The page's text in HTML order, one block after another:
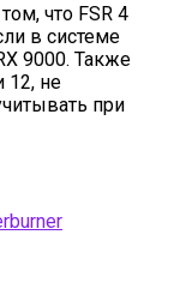
что FSR 4
в системе
9000. Также
12, не
при